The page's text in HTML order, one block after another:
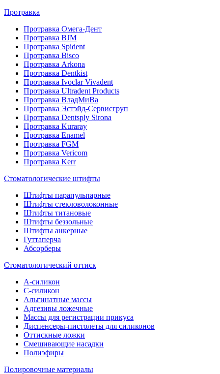
Протравка
Протравка Омега-Дент
Протравка BJM
Протравка Spident
Протравка Bisco
Протравка Arkona
Протравка Dentkist
Протравка Ivoclar Vivadent
Протравка Ultradent Products
Протравка ВладМиВа
Протравка Эстэйд-Сервисгруп
Протравка Dentsply Sirona
Протравка Kuraray
Протравка Enamel
Протравка FGM
Протравка Vericom
Протравка Kerr
Стоматологические штифты
Штифты парапульпарные
Штифты стекловолоконные
Штифты титановые
Штифты беззольные
Штифты анкерные
Гуттаперча
Абсорберы
Стоматологический оттиск
А-силикон
C-силикон
Альгинатные массы
Адгезивы ложечные
Массы для регистрации прикуса
Диспенсеры-пистолеты для силиконов
Оттискные ложки
Смешивающие насадки
Полиэфиры
Полировочные материалы